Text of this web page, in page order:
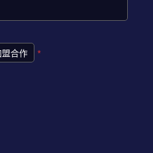
盟合作 *